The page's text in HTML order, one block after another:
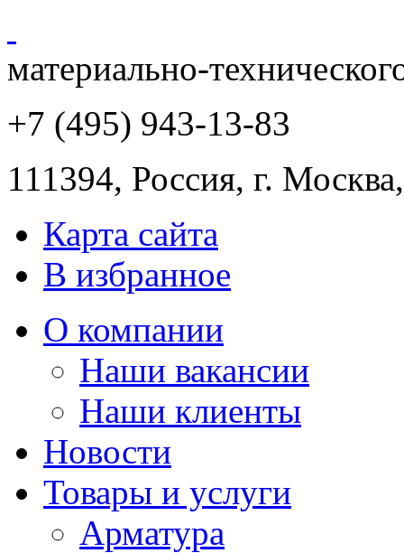
материально-
+7 (495) 943-13-83
111394, Россия, г. Москва
Карта сайта
В избранное
О компании
Наши вакансии
Наши клиенты
Новости
Товары и услуги
Арматура